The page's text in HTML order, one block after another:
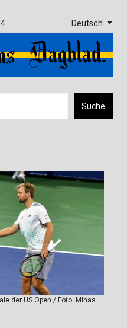
Deutsch
Suche
der US Open / Foto: Minas